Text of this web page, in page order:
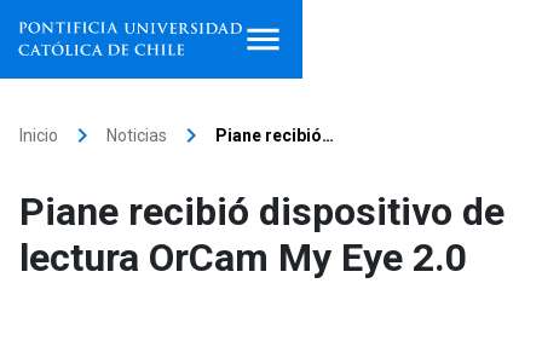
Facultades, escuelas e
institutos
Inicio keyboard_arrow_right Noticias keyboard_arrow_right Piane recibió…
Piane recibió dispositivo de
lectura OrCam My Eye 2.0